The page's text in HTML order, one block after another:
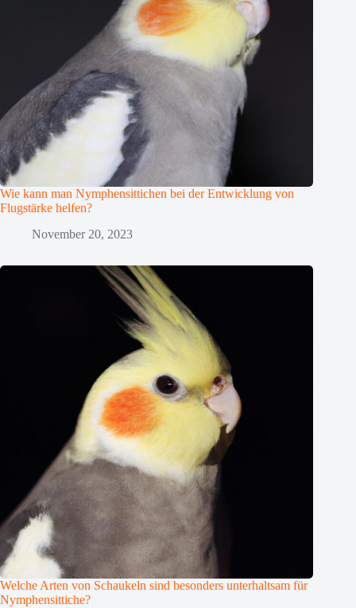
Wie kann man Nymphensittichen bei der Entwicklung von
Flugstärke helfen?
November 20, 2023
Welche Arten von Schaukeln sind besonders unterhaltsam für
Nymphensittiche?